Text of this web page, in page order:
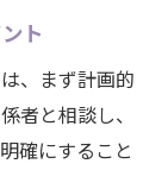
ックポイ
の想い
基準
ト
、まず計画的
者と相談し、
確にすること